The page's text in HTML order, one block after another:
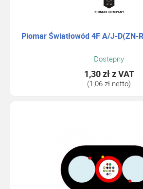
Piomar Światłowód 4F A/J-D(ZN-
Dostepny
1,30 złz VAT
(1,06 zł netto)